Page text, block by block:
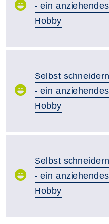
- ein anziehendes
Hobby
Selbst schneidern
- ein anziehendes
Hobby
Selbst schneidern
- ein anziehendes
Hobby